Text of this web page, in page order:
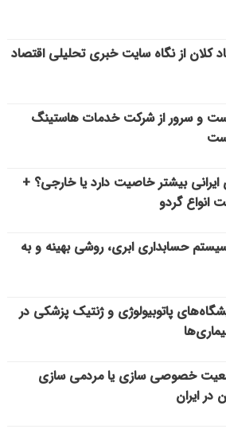
کلان از نگاه سایت خبری تحلیلی اقتصاد
و سرور از شرکت خدمات هاستینگ
بیشتر خاصیت دارد یا خارجی؟ +
گردو
حسابداری ابری، روشی بهینه و به
پاتوبیولوژی و ژنتیک پزشکی در
خصوصی سازی یا مردمی سازی
در ایران